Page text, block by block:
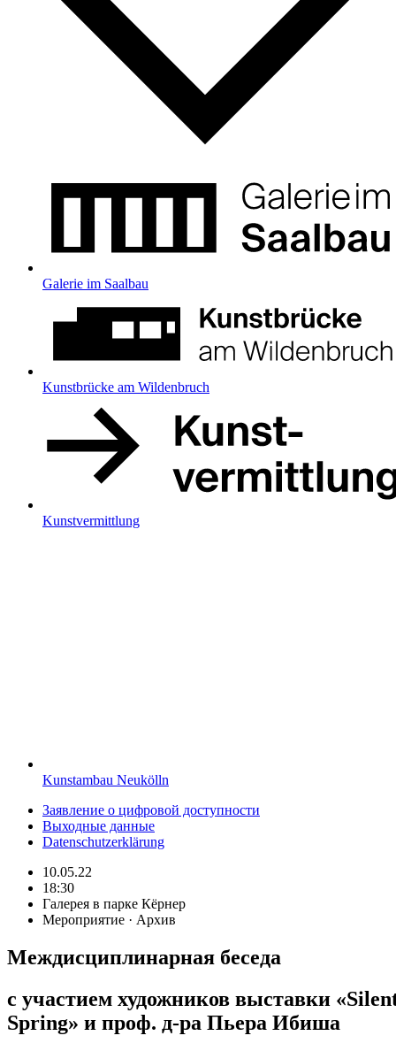
Galerie im Saalbau
Kunstbrücke am Wildenbruch
Kunstvermittlung
Kunstambau Neukölln
Заявление о цифровой доступности
Выходные данные
Datenschutzerklärung
10.05.22
18:30
Галерея в парке Кёрнер
Мероприятие · Архив
Междисциплинарная беседа
с участием художников выставки
Spring» и проф. д-ра Пьера Ибиша